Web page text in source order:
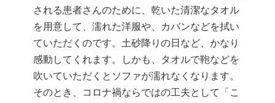
される患者さんのために、乾いた清潔なタオル
を用意して、濡れた洋服や、カバンなどを拭い
ていただくのです。土砂降りの日など、かなり
感動してくれます。しかも、タオルで鞄などを
吹いていただくとソファが濡れなくなります。
そのとき、コロナ禍ならではの工夫として「こ